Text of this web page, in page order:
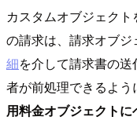
カスタムオブジェク
の請求は、請求オブジ
細を介して請求書の
者が前処理できるよ
用料金オブジェクト